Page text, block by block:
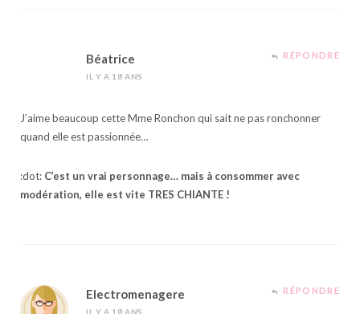
Béatrice
IL Y A 18 ANS
RÉPONDRE
J’aime beaucoup cette Mme Ronchon qui sait ne pas ronchonner
quand elle est passionnée…
:dot: C’est un vrai personnage… mais à consommer avec
modération, elle est vite TRES CHIANTE !
Electromenagere
IL Y A 18 ANS
RÉPONDRE